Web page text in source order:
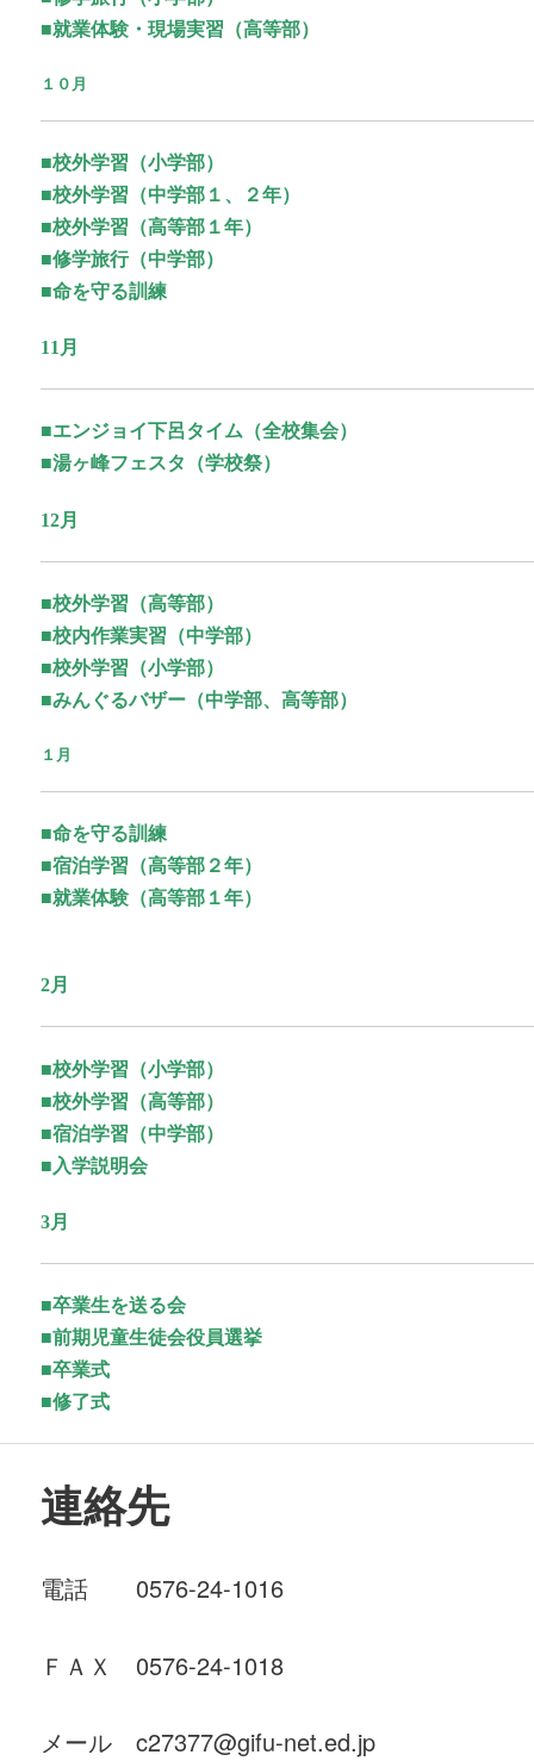
■就業体験・現場実習（高等部）
１０月
■校外学習（小学部）
■校外学習（中学部１、２年）
■校外学習（高等部１年）
■修学旅行（中学部）
■命を守る訓練
11月
■エンジョイ下呂タイム（全校集会）
■湯ヶ峰フェスタ（学校祭）
12月
■校外学習（高等部）
■校内作業実習（中学部）
■校外学習（小学部）
■みんぐるバザー（中学部、高等部）
１月
■命を守る訓練
■宿泊学習（高等部２年）
■就業体験（高等部１年）
2月
■校外学習（小学部）
■校外学習（高等部）
■宿泊学習（中学部）
■入学説明会
3月
■卒業生を送る会
■前期児童生徒会役員選挙
■卒業式
■修了式
連絡先
電話 0576-24-1016
ＦＡＸ 0576-24-1018
メール c27377@gifu-net.ed.jp